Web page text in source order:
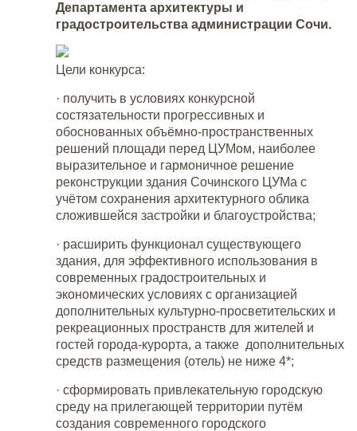
Департамента архитектуры и
градостроительства администрации Сочи.
Цели конкурса:
· получить в условиях конкурсной
состязательности прогрессивных и
обоснованных объёмно-пространственных
решений площади перед ЦУМом, наиболее
выразительное и гармоничное решение
реконструкции здания Сочинского ЦУМа с
учётом сохранения архитектурного облика
сложившейся застройки и благоустройства;
· расширить функционал существующего
здания, для эффективного использования в
современных градостроительных и
экономических условиях с организацией
дополнительных культурно-просветительских и
рекреационных пространств для жителей и
гостей города-курорта, а также дополнительных
средств размещения (отель) не ниже 4*;
· сформировать привлекательную городскую
среду на прилегающей территории путём
создания современного городского